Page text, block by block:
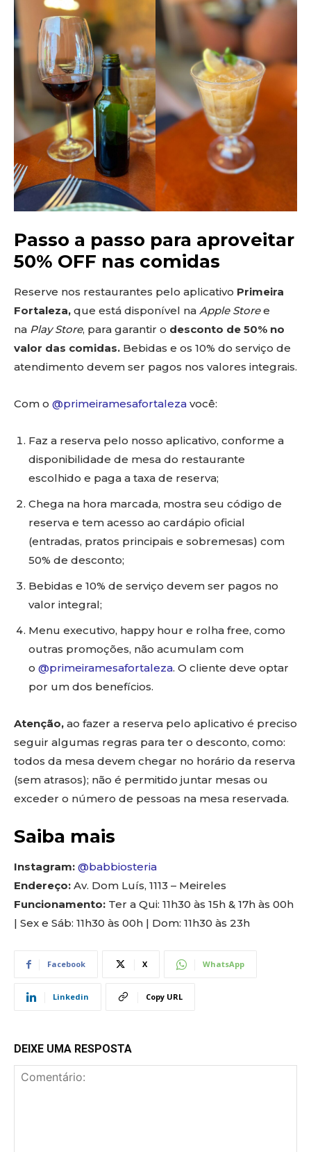
Passo a passo para aproveitar
50% OFF nas comidas
Reserve nos restaurantes pelo aplicativo Primeira
Fortaleza, que está disponível na Apple Storee
na Play Store, para garantir o desconto de 50% no
valor das comidas. Bebidas e os 10% do serviço de
atendimento devem ser pagos nos valores integrais.
Com o @primeiramesafortaleza você:
Faz a reserva pelo nosso aplicativo, conforme a
disponibilidade de mesa do restaurante
escolhido e paga a taxa de reserva;
Chega na hora marcada, mostra seu código de
reserva e tem acesso ao cardápio oficial
(entradas, pratos principais e sobremesas) com
50% de desconto;
Bebidas e 10% de serviço devem ser pagos no
valor integral;
Menu executivo, happy hour e rolha free, como
outras promoções, não acumulam com
o @primeiramesafortaleza. O cliente deve optar
por um dos benefícios.
Atenção, ao fazer a reserva pelo aplicativo é preciso
seguir algumas regras para ter o desconto, como:
todos da mesa devem chegar no horário da reserva
(sem atrasos); não é permitido juntar mesas ou
exceder o número de pessoas na mesa reservada.
Saiba mais
Instagram: @babbiosteria
Endereço: Av. Dom Luís, 1113 – Meireles
Funcionamento: Ter a Qui: 11h30 às 15h & 17h às 00h
| Sex e Sáb: 11h30 às 00h | Dom: 11h30 às 23h
Facebook X WhatsApp
Linkedin Copy URL
DEIXE UMA RESPOSTA